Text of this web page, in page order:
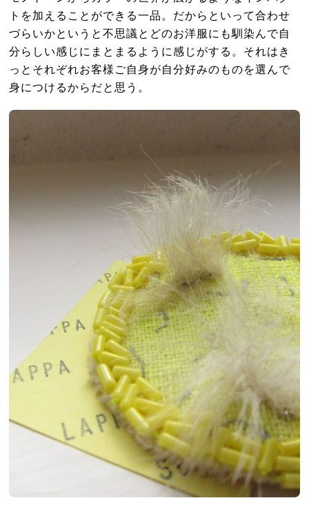
トを加えることができる一品。だからといって合わせ
づらいかというと不思議とどのお洋服にも馴染んで自
分らしい感じにまとまるように感じがする。それはき
っとそれぞれお客様ご自身が自分好みのものを選んで
身につけるからだと思う。